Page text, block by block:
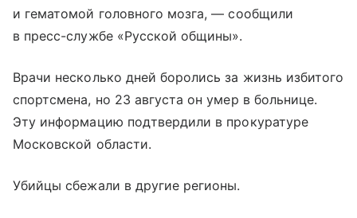
и гематомой головного мозга, — сообщили
в пресс-службе «Русской общины».
Врачи несколько дней боролись за жизнь избитого
спортсмена, но 23 августа он умер в больнице.
Эту информацию подтвердили в прокуратуре
Московской области.
Убийцы сбежали в другие регионы.